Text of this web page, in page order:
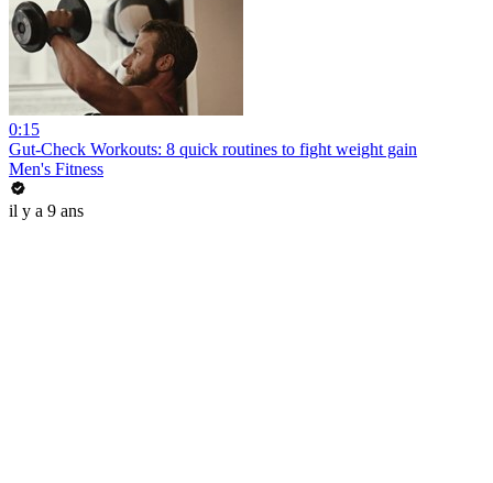
0:15
Gut-Check Workouts: 8 quick routines to fight weight gain
Men's Fitness
il y a 9 ans